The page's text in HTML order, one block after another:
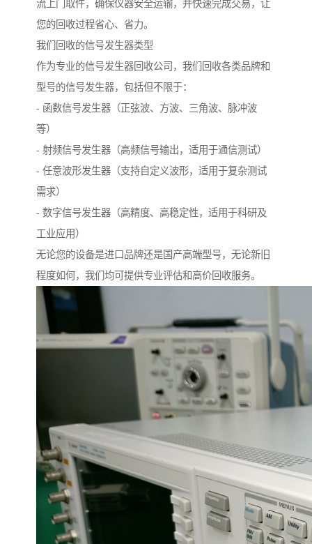
流上门取件，确保仪器安全运输，并快速完成交易，让
您的回收过程省心、省力。
我们回收的信号发生器类型
作为专业的信号发生器回收公司，我们回收各类品牌和
型号的信号发生器，包括但不限于：
- 函数信号发生器（正弦波、方波、三角波、脉冲波
等）
- 射频信号发生器（高频信号输出，适用于通信测试）
- 任意波形发生器（支持自定义波形，适用于复杂测试
需求）
- 数字信号发生器（高精度、高稳定性，适用于科研及
工业应用）
无论您的设备是进口品牌还是国产高端型号，无论新旧
程度如何，我们均可提供专业评估和高价回收服务。